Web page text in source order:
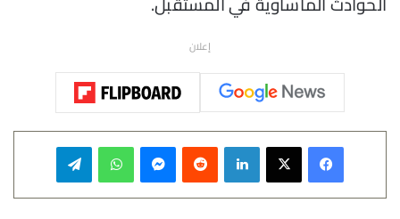
إعلان
فيسبوك ‫X لينكدإن واتساب